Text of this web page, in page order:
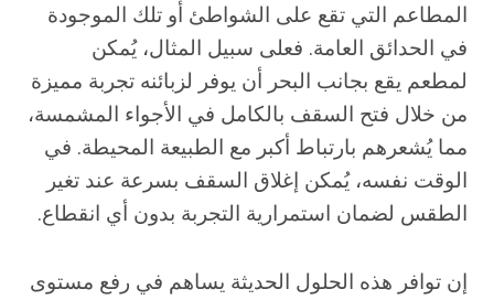
المطاعم التي تقع على الشواطئ أو تلك الموجودة
في الحدائق العامة. فعلى سبيل المثال، يُمكن
لمطعم يقع بجانب البحر أن يوفر لزبائنه تجربة مميزة
من خلال فتح السقف بالكامل في الأجواء المشمسة،
مما يُشعرهم بارتباط أكبر مع الطبيعة المحيطة. في
الوقت نفسه، يُمكن إغلاق السقف بسرعة عند تغير
الطقس لضمان استمرارية التجربة بدون أي انقطاع.
إن توافر هذه الحلول الحديثة يساهم في رفع مستوى